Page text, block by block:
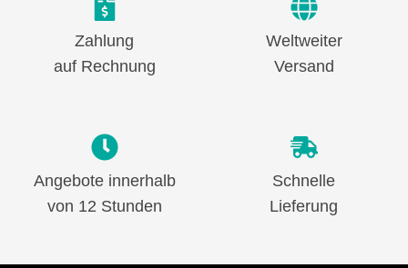
Zahlung
auf Rechnung
Weltweiter
Versand
Angebote innerhalb
von 12 Stunden
Schnelle
Lieferung